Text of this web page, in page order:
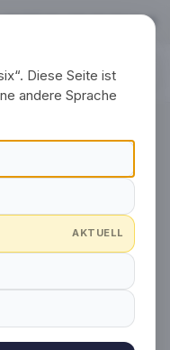
Diese Seite ist
andere Sprache
AKTUELL
+49 (0) 30 / 20 23 68 91-0
Anmod om nu